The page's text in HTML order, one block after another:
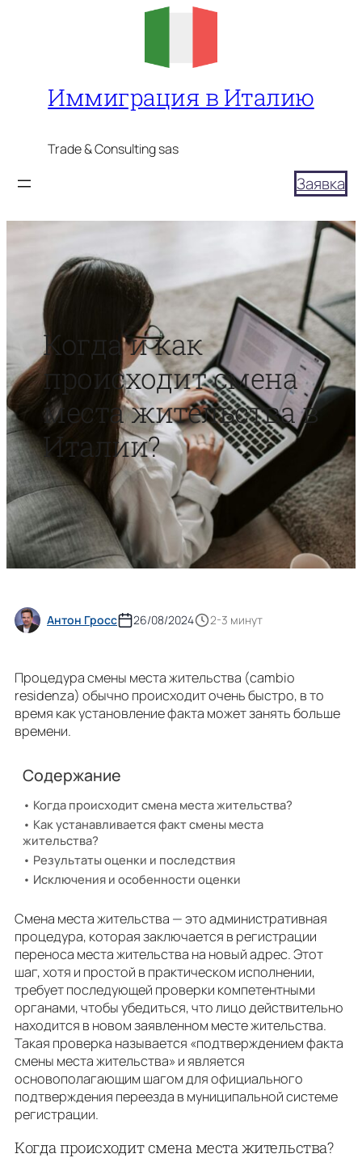
Иммиграция в Италию
Trade & Consulting sas
Заявка
Когда и как
происходит смена
места жительства в
Италии?
Антон Гросс 26/08/2024 2-3 минут
Процедура смены места жительства (cambio
residenza) обычно происходит очень быстро, в то
время как установление факта может занять больше
времени.
Содержание
Когда происходит смена места жительства?
Как устанавливается факт смены места
жительства?
Результаты оценки и последствия
Исключения и особенности оценки
Смена места жительства — это административная
процедура, которая заключается в регистрации
переноса места жительства на новый адрес. Этот
шаг, хотя и простой в практическом исполнении,
требует последующей проверки компетентными
органами, чтобы убедиться, что лицо действительно
находится в новом заявленном месте жительства.
Такая проверка называется «подтверждением факта
смены места жительства» и является
основополагающим шагом для официального
подтверждения переезда в муниципальной системе
регистрации.
Когда происходит смена места жительства?